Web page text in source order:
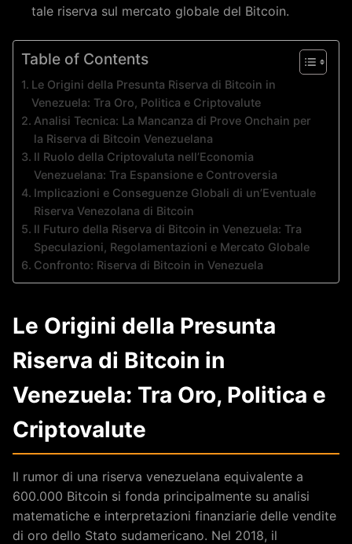
tale riserva sul mercato globale del Bitcoin.
Table of Contents
Le Origini della Presunta Riserva di Bitcoin in
Venezuela: Tra Oro, Politica e Criptovalute
Analisi Tecnica: La Mancanza di Prove Onchain per
la Riserva di Bitcoin Venezuelana
Il Ruolo della Criptovaluta nell’Economia
Venezuelana: Tra Espansione e Controversia
Implicazioni e Conseguenze Globali di un’Eventuale
Riserva Venezolana di Bitcoin
Il Futuro della Riserva di Bitcoin in Venezuela: Tra
Speculazioni, Regolamentazioni e Mercato Globale
Confronto: Riserva di Bitcoin in Venezuela
Le Origini della Presunta
Riserva di Bitcoin in
Venezuela: Tra Oro, Politica e
Criptovalute
Il rumor di una riserva venezuelana equivalente a
600.000 Bitcoin si fonda principalmente su analisi
matematiche e interpretazioni finanziarie delle vendite
di oro dello Stato sudamericano. Nel 2018, il